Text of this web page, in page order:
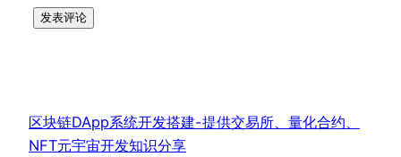
区块链DApp系统开发搭建-提供交易所、量化合约、
NFT元宇宙开发知识分享